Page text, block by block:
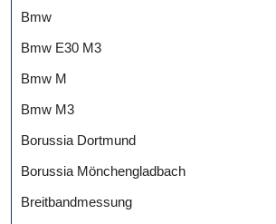
Bmw
Bmw E30 M3
Bmw M
Bmw M3
Borussia Dortmund
Borussia Mönchengladbach
Breitbandmessung